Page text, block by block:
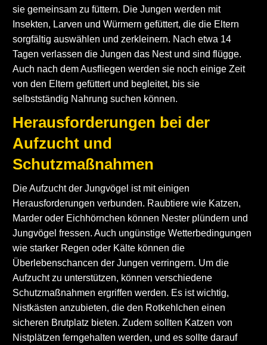
sie gemeinsam zu füttern. Die Jungen werden mit
Insekten, Larven und Würmern gefüttert, die die Eltern
sorgfältig auswählen und zerkleinern. Nach etwa 14
Tagen verlassen die Jungen das Nest und sind flügge.
Auch nach dem Ausfliegen werden sie noch einige Zeit
von den Eltern gefüttert und begleitet, bis sie
selbstständig Nahrung suchen können.
Herausforderungen bei der
Aufzucht und
Schutzmaßnahmen
Die Aufzucht der Jungvögel ist mit einigen
Herausforderungen verbunden. Raubtiere wie Katzen,
Marder oder Eichhörnchen können Nester plündern und
Jungvögel fressen. Auch ungünstige Wetterbedingungen
wie starker Regen oder Kälte können die
Überlebenschancen der Jungen verringern. Um die
Aufzucht zu unterstützen, können verschiedene
Schutzmaßnahmen ergriffen werden. Es ist wichtig,
Nistkästen anzubieten, die den Rotkehlchen einen
sicheren Brutplatz bieten. Zudem sollten Katzen von
Nistplätzen ferngehalten werden, und es sollte darauf